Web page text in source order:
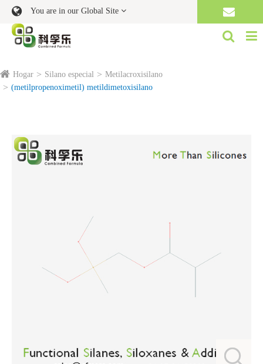
You are in our Global Site
Hogar Silano especial
Metilacroxisilano
(metilpropenoximetil) metildimetoxisilano